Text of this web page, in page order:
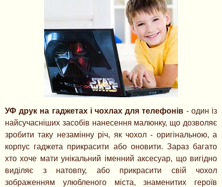
УФ друк на гаджетах і чохлах для телефонів - один із
найсучасніших засобів нанесення малюнку, що дозволяє
зробити таку незамінну річ, як чохол - оригінальною, а
корпус гаджета прикрасити або оновити. Зараз багато
хто хоче мати унікальний іменний аксесуар, що вигідно
виділяє з натовпу, або прикрасити свій чохол
зображенням улюбленого міста, знаменитих героїв